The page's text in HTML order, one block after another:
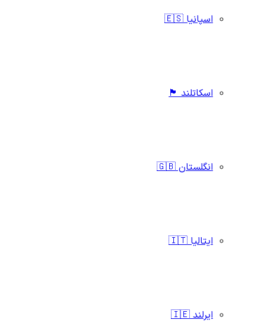
اسپانیا 🇪🇸
اسکاتلند 🏴󠁧󠁢󠁳󠁣󠁴󠁿
انگلستان 🇬🇧
ایتالیا 🇮🇹
ایرلند 🇮🇪